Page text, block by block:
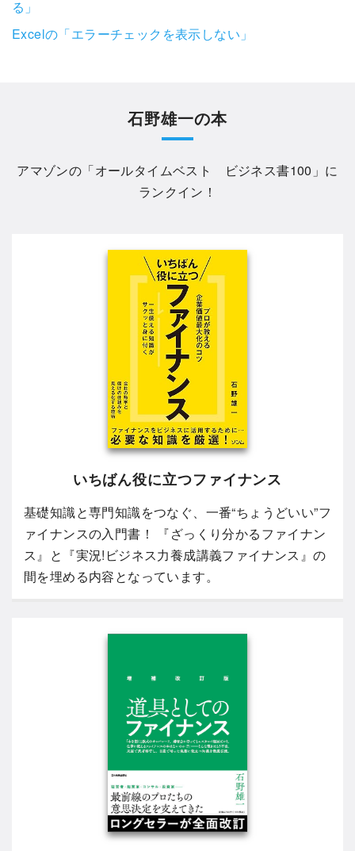
る」
Excelの「エラーチェックを表示しない」
石野雄一の本
アマゾンの「オールタイムベスト ビジネス書100 」に
ランクイン！
いちばん役に立つファイナンス
基礎知識と専門知識をつなぐ、一番“ちょうどいい”フ
ァイナンスの入門書！ 『ざっくり分かるファイナン
ス』と『実況!ビジネス力養成講義ファイナンス』の
間を埋める内容となっています。